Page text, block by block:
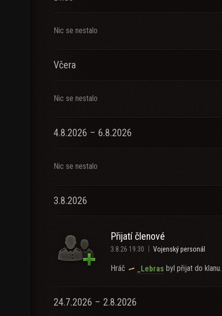
Nic se nestalo
Včera
Nic se nestalo
4.8.2026 – 6.8.2026
Nic se nestalo
3.8.2026
Přijatí členové
3.8.26 19:30 Vojenský personál
Hráč _Lebras byl přijat do klanu.
24.7.2026 – 2.8.2026